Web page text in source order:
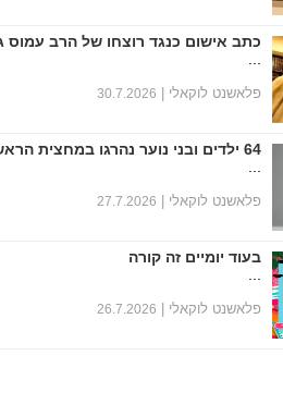
כתב אישום כנגד רוצחו של הרב עמוס
פלאשנט לוקאלי | 30.7.2026
64 ילדים ובני נוער נהרגו במחצית הראשונה של שנת 2026
פלאשנט לוקאלי | 27.7.2026
בעוד יומיים זה קורה
פלאשנט לוקאלי | 26.7.2026